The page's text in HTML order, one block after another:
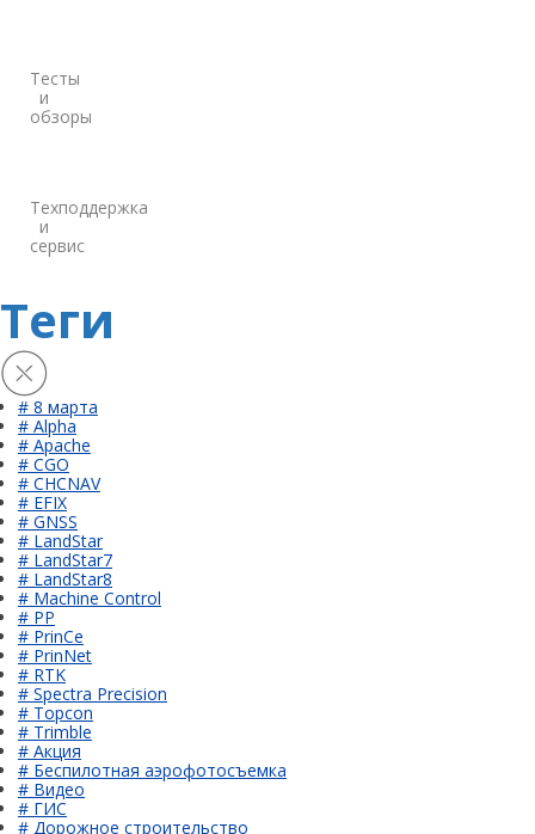
Тесты
и
обзоры
Техподдержка
и
сервис
Теги
# 8 марта
# Alpha
# Apache
# CGO
# CHCNAV
# EFIX
# GNSS
# LandStar
# LandStar7
# LandStar8
# Machine Control
# PP
# PrinCe
# PrinNet
# RTK
# Spectra Precision
# Topcon
# Trimble
# Акция
# Беспилотная аэрофотосъемка
# Видео
# ГИС
# Дорожное строительство